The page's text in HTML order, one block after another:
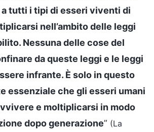
tutti i tipi di esseri viventi di
nell’ambito delle leggi
Nessuna delle cose del
da queste leggi e le leggi
infrante. È solo in questo
essenziale che gli esseri umani
e moltiplicarsi in modo
dopo generazione” (La